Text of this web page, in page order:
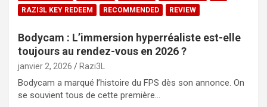
RAZI3L KEY REDEEM
RECOMMENDED REVIEW
Bodycam : L’immersion hyperréaliste est-elle
toujours au rendez-vous en 2026 ?
janvier 2, 2026 Razi3L
Bodycam a marqué l’histoire du FPS dès son annonce. On
se souvient tous de cette première…